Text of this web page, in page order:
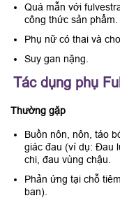
Quá mẫn với
công thức sản phẩm.
Phụ nữ có thai và
Suy gan nặng.
Tác dụng phụ
Thường gặp
Buồn nôn, nôn, táo
giác đau (ví dụ: Đau
chi, đau vùng chậu.
Phản ứng tại chỗ
ban).